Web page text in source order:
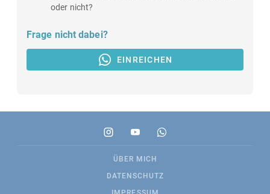
oder nicht?
Frage nicht dabei?
EINREICHEN
ÜBER MICH
DATENSCHUTZ